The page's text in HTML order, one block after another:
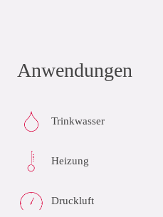
Anwendungen
Trinkwasser
Heizung
Druckluft